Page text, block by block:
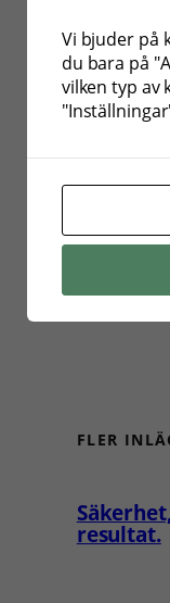
”Hästar
att vara i nuet
FLER
resultat.
Vi bjuder på
du bara på
vilken typ av